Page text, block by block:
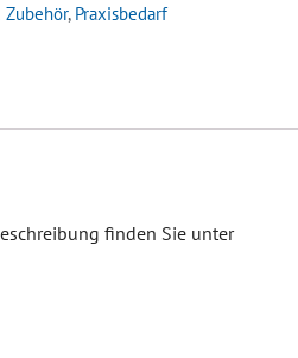
Zubehör, Praxisbedarf
finden Sie unter